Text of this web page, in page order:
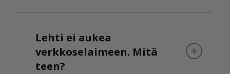
Lehti ei aukea
verkkoselaimeen. Mitä
teen?